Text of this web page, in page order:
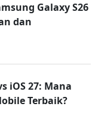
Galaxy S26
dan
iOS 27: Mana
Terbaik?